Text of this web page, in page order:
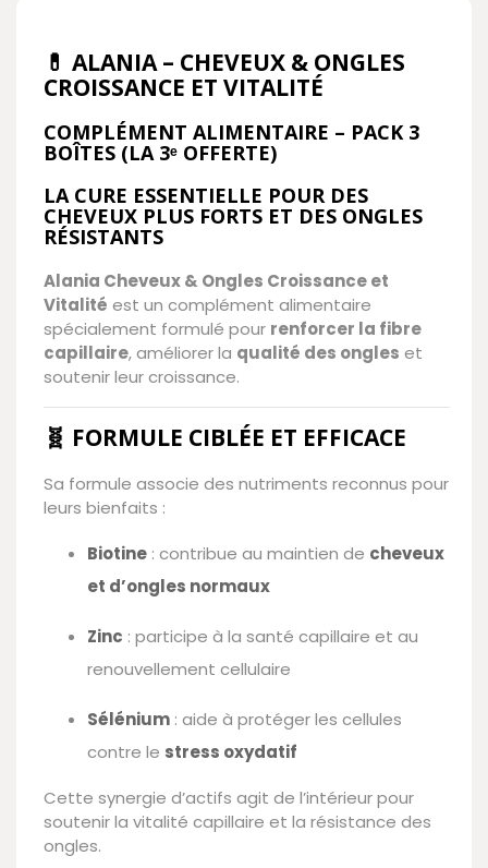
💊 ALANIA – CHEVEUX & ONGLES
CROISSANCE ET VITALITÉ
COMPLÉMENT ALIMENTAIRE – PACK 3
BOÎTES (LA 3ᵉ OFFERTE)
LA CURE ESSENTIELLE POUR DES
CHEVEUX PLUS FORTS ET DES ONGLES
RÉSISTANTS
Alania Cheveux & Ongles Croissance et
Vitalité est un complément alimentaire
spécialement formulé pour renforcer la fibre
capillaire, améliorer la qualité des ongles et
soutenir leur croissance.
🧬 FORMULE CIBLÉE ET EFFICACE
Sa formule associe des nutriments reconnus pour
leurs bienfaits :
Biotine : contribue au maintien de cheveux
et d’ongles normaux
Zinc : participe à la santé capillaire et au
renouvellement cellulaire
Sélénium : aide à protéger les cellules
contre le stress oxydatif
Cette synergie d’actifs agit de l’intérieur pour
soutenir la vitalité capillaire et la résistance des
ongles.